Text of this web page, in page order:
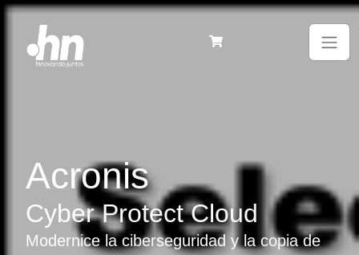
Acronis
Cyber Protect Cloud
Modernice la ciberseguridad y la copia de